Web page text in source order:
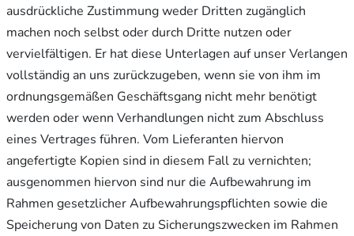
ausdrückliche Zustimmung weder Dritten zugänglich
machen noch selbst oder durch Dritte nutzen oder
vervielfältigen. Er hat diese Unterlagen auf unser Verlangen
vollständig an uns zurückzugeben, wenn sie von ihm im
ordnungsgemäßen Geschäftsgang nicht mehr benötigt
werden oder wenn Verhandlungen nicht zum Abschluss
eines Vertrages führen. Vom Lieferanten hiervon
angefertigte Kopien sind in diesem Fall zu vernichten;
ausgenommen hiervon sind nur die Aufbewahrung im
Rahmen gesetzlicher Aufbewahrungspflichten sowie die
Speicherung von Daten zu Sicherungszwecken im Rahmen